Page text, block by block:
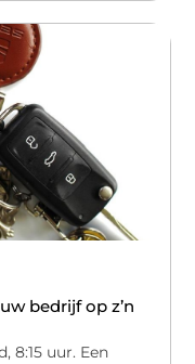
bedrijf op z’n
8:15 uur. Een